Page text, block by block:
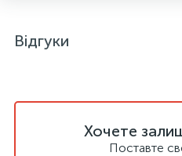
Відгуки
Хочете
Поставте